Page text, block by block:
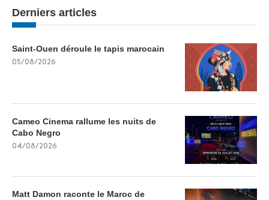
Derniers articles
Saint-Ouen déroule le tapis marocain
05/08/2026
Cameo Cinema rallume les nuits de
Cabo Negro
04/08/2026
Matt Damon raconte le Maroc de